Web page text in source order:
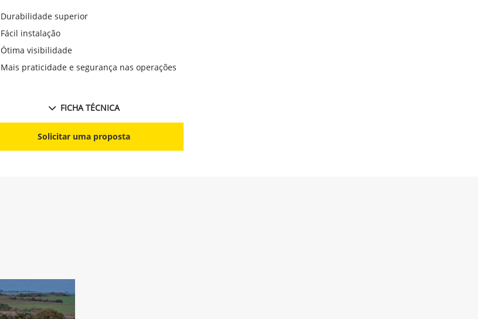
Durabilidade superior
Fácil instalação
Ótima visibilidade
Mais praticidade e segurança nas operações
FICHA TÉCNICA
Solicitar uma proposta